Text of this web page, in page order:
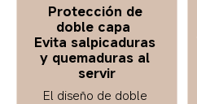
Protección de
doble capa
Evita salpicaduras
y quemaduras al
servir
El diseño de doble